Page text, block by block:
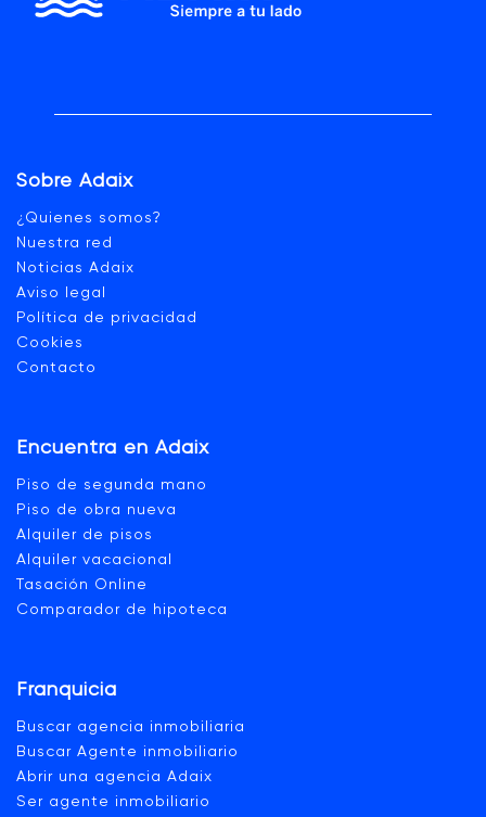
Sobre Adaix
¿Quienes somos?
Nuestra red
Noticias Adaix
Aviso legal
Política de privacidad
Cookies
Contacto
Encuentra en Adaix
Piso de segunda mano
Piso de obra nueva
Alquiler de pisos
Alquiler vacacional
Tasación Online
Comparador de hipoteca
Franquicia
Buscar agencia inmobiliaria
Buscar Agente inmobiliario
Abrir una agencia Adaix
Ser agente inmobiliario